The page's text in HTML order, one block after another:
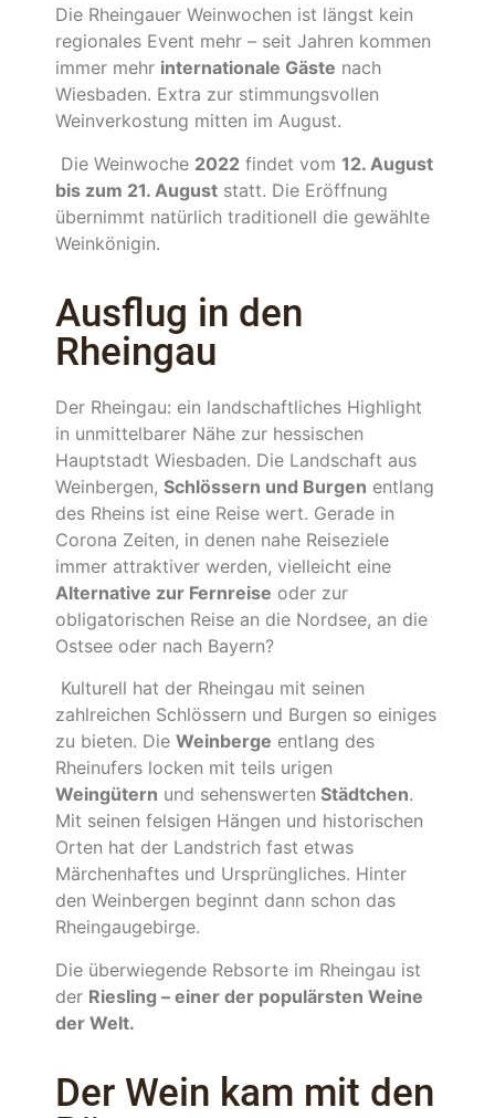
Die Rheingauer Weinwochen ist längst kein
regionales Event mehr – seit Jahren kommen
immer mehr internationale Gäste nach
Wiesbaden. Extra zur stimmungsvollen
Weinverkostung mitten im August.
Die Weinwoche 2022 findet vom 12. August
bis zum 21. August statt. Die Eröffnung
übernimmt natürlich traditionell die gewählte
Weinkönigin.
Ausflug in den
Rheingau
Der Rheingau: ein landschaftliches Highlight
in unmittelbarer Nähe zur hessischen
Hauptstadt Wiesbaden. Die Landschaft aus
Weinbergen, Schlössern und Burgen entlang
des Rheins ist eine Reise wert. Gerade in
Corona Zeiten, in denen nahe Reiseziele
immer attraktiver werden, vielleicht eine
Alternative zur Fernreise oder zur
obligatorischen Reise an die Nordsee, an die
Ostsee oder nach Bayern?
Kulturell hat der Rheingau mit seinen
zahlreichen Schlössern und Burgen so einiges
zu bieten. Die Weinberge entlang des
Rheinufers locken mit teils urigen
Weingütern und sehenswerten Städtchen.
Mit seinen felsigen Hängen und historischen
Orten hat der Landstrich fast etwas
Märchenhaftes und Ursprüngliches. Hinter
den Weinbergen beginnt dann schon das
Rheingaugebirge.
Die überwiegende Rebsorte im Rheingau ist
der Riesling – einer der populärsten Weine
der Welt.
Der Wein kam mit den